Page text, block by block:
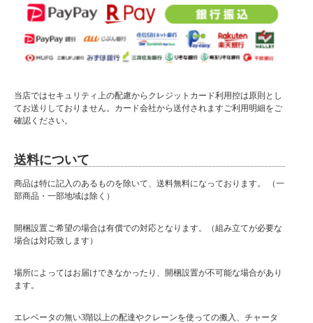
当店ではセキュリティ上の配慮からクレジットカード利用控は原則とし
てお送りしておりません。カード会社から送付されますご利用明細をご
確認ください。
送料について
商品は特に記入のあるものを除いて、送料無料になっております。 （一
部商品・一部地域は除く）
開梱設置ご希望の場合は有償での対応となります。（組み立てが必要な
場合は対応致します）
場所によってはお届けできなかったり、開梱設置が不可能な場合があり
ます。
エレベータの無い3階以上の配達やクレーンを使っての搬入、チャータ